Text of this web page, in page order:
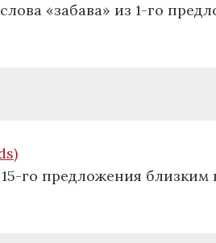
«забава» из 1-го
15-го предложения